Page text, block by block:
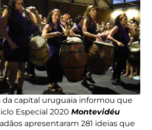
capital uruguaia informou que
Especial 2020 Montevidéu
apresentaram 281 ideias que